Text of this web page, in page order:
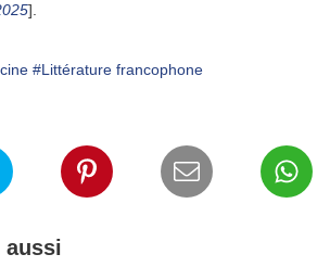
].
#Littérature francophone
aussi